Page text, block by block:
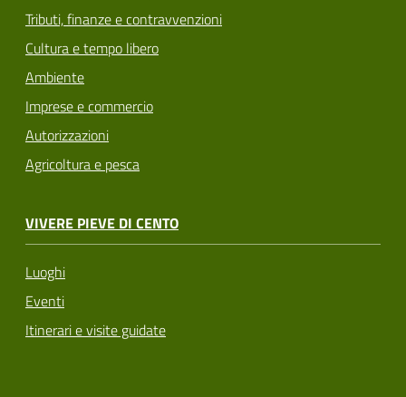
Tributi, finanze e contravvenzioni
Cultura e tempo libero
Ambiente
Imprese e commercio
Autorizzazioni
Agricoltura e pesca
VIVERE PIEVE DI CENTO
Luoghi
Eventi
Itinerari e visite guidate